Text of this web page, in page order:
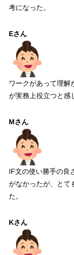
考になった。
Eさん
ワークがあって理
が実務上役立つと感
Mさん
IF文の使い勝手の良
がなかったが、とて
た。
Kさん